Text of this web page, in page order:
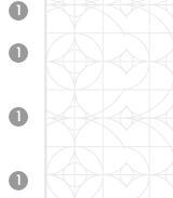
1
1
1
1